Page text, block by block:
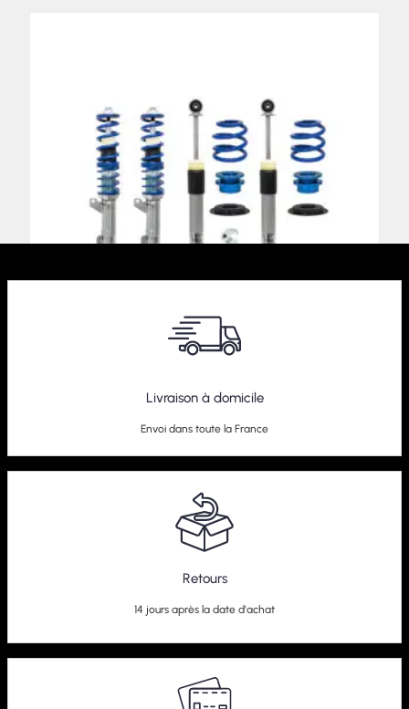
Livraison à domicile
Envoi dans toute la France
Retours
14 jours après la date d'achat